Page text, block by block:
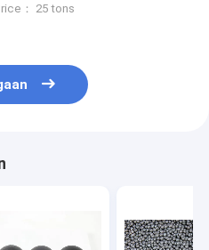
voor
： 25 tons